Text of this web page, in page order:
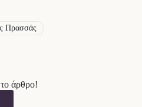
Πρασσάς
άρθρο!